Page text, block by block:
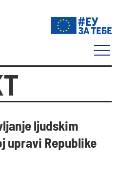
ljudskim
upravi Republike